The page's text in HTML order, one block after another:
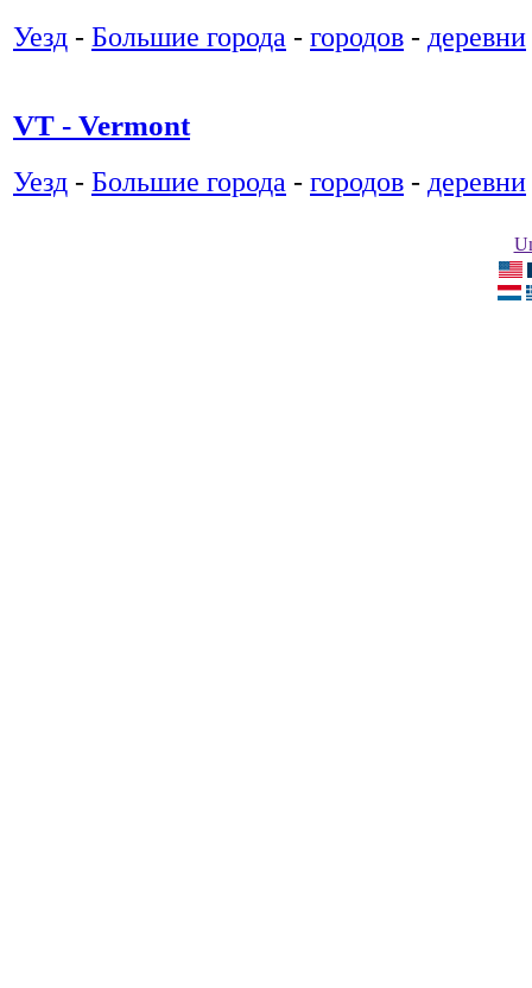
Уезд - Большие города - городов - деревни
VT - Vermont
Уезд - Большие города - городов - деревни